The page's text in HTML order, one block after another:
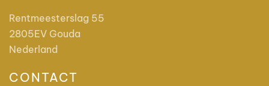
Rentmeesterslag 55
2805EV Gouda
Nederland
CONTACT